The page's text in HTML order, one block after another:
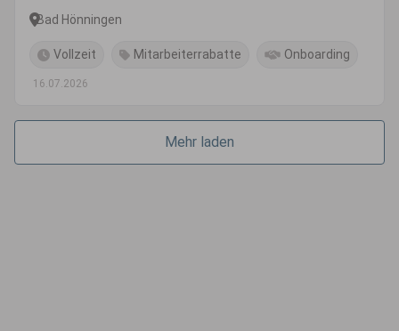
Bad Hönningen
Vollzeit Mitarbeiterrabatte Onboarding
16.07.2026
Mehr laden